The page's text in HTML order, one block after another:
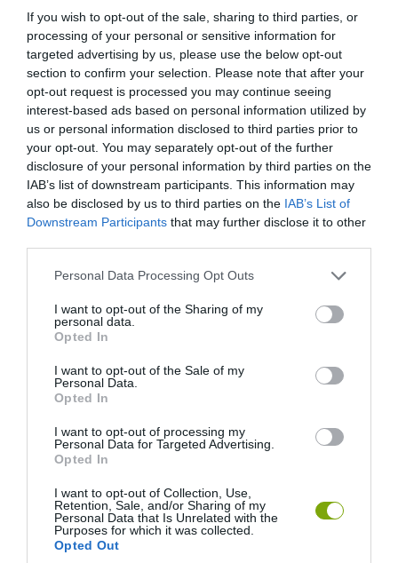
If you wish to opt-out of the sale, sharing to third parties, or
processing of your personal or sensitive information for
targeted advertising by us, please use the below opt-out
section to confirm your selection. Please note that after your
opt-out request is processed you may continue seeing
interest-based ads based on personal information utilized by
us or personal information disclosed to third parties prior to
your opt-out. You may separately opt-out of the further
disclosure of your personal information by third parties on the
IAB’s list of downstream participants. This information may
also be disclosed by us to third parties on the IAB’s List of
Downstream Participants that may further disclose it to other
Please note that this website/app uses one or more Google
not limited to your visit or usage behaviour. You may click to
grant or deny consent to Google and its third-party tags to
use your data for below specified purposes in below Google
consent section.
Personal Data Processing Opt Outs
I want to opt-out of the Sharing of my
personal data.
Opted In
I want to opt-out of the Sale of my
Personal Data.
Opted In
I want to opt-out of processing my
Personal Data for Targeted Advertising.
Opted In
I want to opt-out of Collection, Use,
Retention, Sale, and/or Sharing of my
Personal Data that Is Unrelated with the
Purposes for which it was collected.
Opted Out
Fotó: Getty
12. Felfrissíti a vágódeszkát
A vágódeszkák gyakran igen piszkosak, főleg, ha sokat használjuk
őket. A gyors tisztításhoz szórd be a deszkát sóval vagy
szódabikarbónával, majd egy félbevágott citrommal jól dörzsöld
át. Végül öblítsd le vízzel a felületet.
Fotó: Vasko Miokovic Photography
13. Fényesíti a konyhai fogantyúkat
Ujjnyomok a kapaszkodókon, fogantyúkon, csapon: egy kis
citromlével átdörzsölve újra ragyogni fog minden. Szórj a szivacsra